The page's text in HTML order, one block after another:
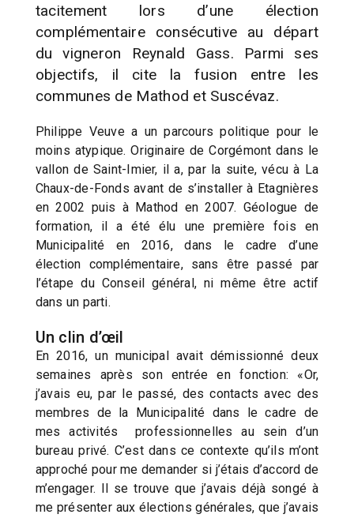
tacitement lors d’une élection
complémentaire consécutive au départ
du vigneron Reynald Gass. Parmi ses
objectifs, il cite la fusion entre les
communes de Mathod et Suscévaz.
Philippe Veuve a un parcours politique pour le
moins atypique. Originaire de Corgémont dans le
vallon de Saint-Imier, il a, par la suite, vécu à La
Chaux-de-Fonds avant de s’installer à Etagnières
en 2002 puis à Mathod en 2007. Géologue de
formation, il a été élu une première fois en
Municipalité en 2016, dans le cadre d’une
élection complémentaire, sans être passé par
l’étape du Conseil général, ni même être actif
dans un parti.
Un clin d’œil
En 2016, un municipal avait démissionné deux
semaines après son entrée en fonction: «Or,
j’avais eu, par le passé, des contacts avec des
membres de la Municipalité dans le cadre de
mes activités professionnelles au sein d’un
bureau privé. C’est dans ce contexte qu’ils m’ont
approché pour me demander si j’étais d’accord de
m’engager. Il se trouve que j’avais déjà songé à
me présenter aux élections générales, que j’avais